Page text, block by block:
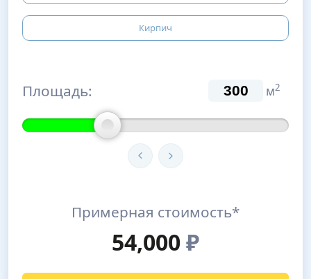
Кирпич
Площадь: м2
Примерная стоимость*
54,000₽